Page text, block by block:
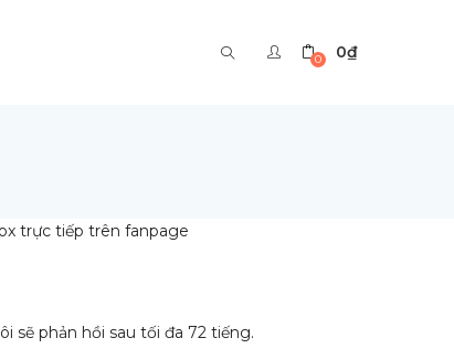
0 0₫
trực tiếp trên fanpage
sẽ phản hồi sau tối đa 72 tiếng.